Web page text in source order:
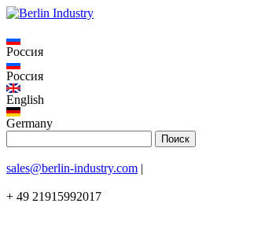
Россия
Россия
English
Germany
sales@berlin-industry.com |
+ 49 21915992017